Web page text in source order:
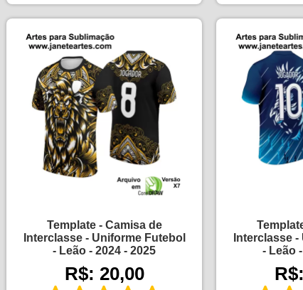
Template - Camisa de
Interclasse - Uniforme Futebol
- Leão - 2024 - 2025
R$: 20,00
Interclasse
- Leão